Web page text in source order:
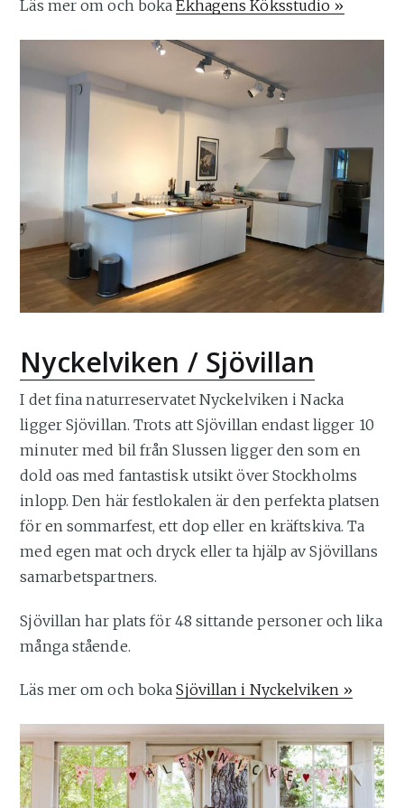
Läs mer om och bokaEkhagens Köksstudio »
Nyckelviken / Sjövillan
I det fina naturreservatet Nyckelviken i Nacka
ligger Sjövillan. Trots att Sjövillan endast ligger 10
minuter med bil från Slussen ligger den som en
dold oas med fantastisk utsikt över Stockholms
inlopp. Den här festlokalen är den perfekta platsen
för en sommarfest, ett dop eller en kräftskiva. Ta
med egen mat och dryck eller ta hjälp av Sjövillans
samarbetspartners.
Sjövillan har plats för 48 sittande personer och lika
många stående.
Läs mer om och bokaSjövillan i Nyckelviken »